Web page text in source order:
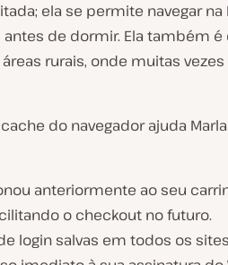
ela se permite navegar
de dormir. Ela também
rurais, onde muitas vezes
do navegador ajuda
anteriormente ao seu
o checkout no futuro.
login salvas em todos os